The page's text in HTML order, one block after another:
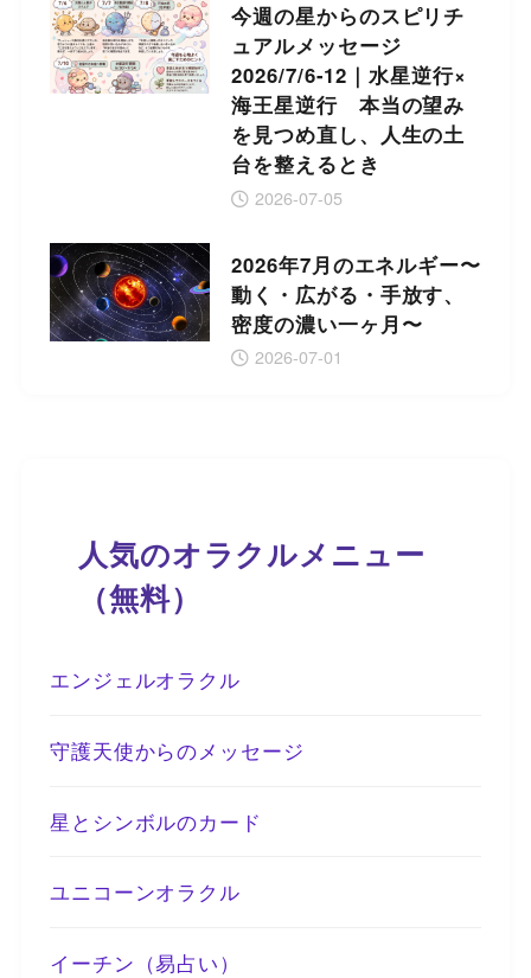
今週の星からのスピリチ
ュアルメッセージ
2026/7/6-12｜水星逆行×
海王星逆行 本当の望み
を見つめ直し、人生の土
台を整えるとき
2026-07-05
2026年7月のエネルギー〜
動く・広がる・手放す、
密度の濃い一ヶ月〜
2026-07-01
人気のオラクルメニュー
（無料）
エンジェルオラクル
守護天使からのメッセージ
星とシンボルのカード
ユニコーンオラクル
イーチン（易占い）